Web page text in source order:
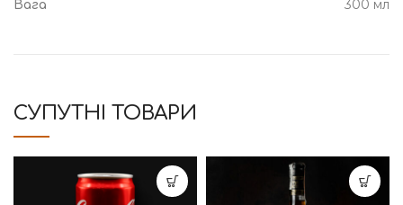
Вага 300 мл
СУПУТНІ ТОВАРИ